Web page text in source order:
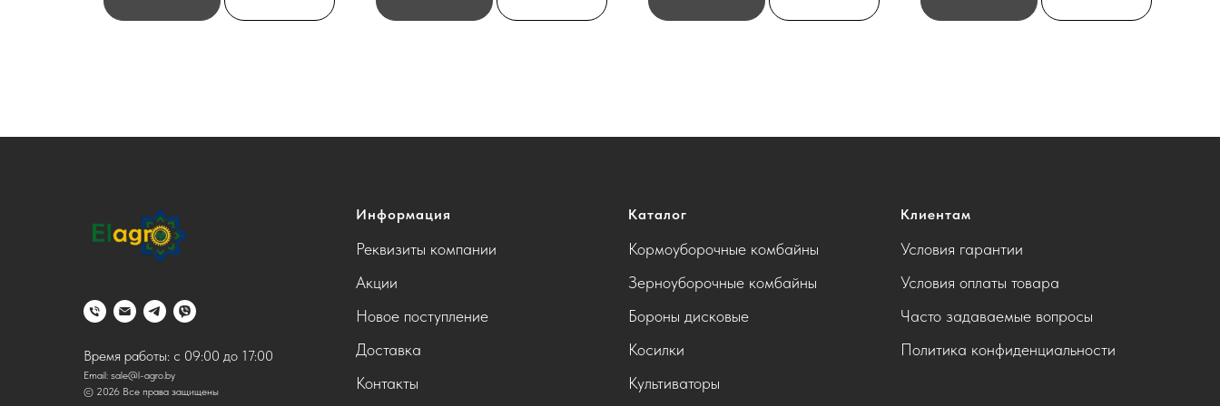
Время работы: с 09:00 до 17:00
Email: sale@l-agro.by
© 2026 Все права защищены
Информация
Реквизиты компании
Акции
Новое поступление
Доставка
Контакты
Каталог
Кормоуборочные комбайны
Зерноуборочные комбайны
Бороны дисковые
Косилки
Культиваторы
Клиентам
Условия гарантии
Условия оплаты товара
Часто задаваемые вопросы
Политика конфиденциальности